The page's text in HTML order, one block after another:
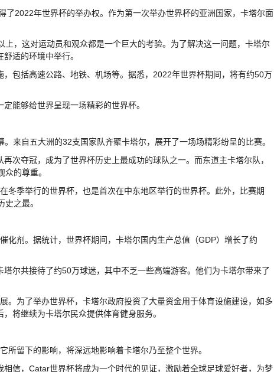
了2022年世界杯的举办权。作为第一次举办世界杯的亚洲国家，卡塔尔面
，这对运动员和观众都是一个巨大的考验。为了解决这一问题，卡塔尔
适的环境中举行。
包括高速公路、地铁、机场等。据悉，2022年世界杯期间，将有约50万
能够给世界呈现一场精彩的世界杯。
来自五大洲的32支国家队齐聚卡塔尔，展开了一场场精彩纷呈的比赛。
次夺冠，成为了世界杯历史上最成功的球队之一。而东道主卡塔尔队，
的尊重。
冬季举行的世界杯，也是首次在中东地区举行的世界杯。此外，比赛期
之最。
化剂。据统计，世界杯期间，卡塔尔国内生产总值（GDP）增长了约
尔共接待了约50万球迷，其中不乏一些高端游客。他们为卡塔尔带来了
。为了举办世界杯，卡塔尔政府投资了大量资金用于体育设施建设，如多
将继续为卡塔尔民众提供体育健身服务。
留下的影响，将深远地影响着卡塔尔乃至整个世界。
信，Catar世界杯将成为一个时代的见证，激励着全球足球爱好者，为梦